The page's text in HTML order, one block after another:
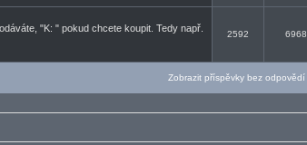
"K: " pokud chcete koupit. Tedy např.
2592 6968
Zobrazit příspěvky bez odpovědí